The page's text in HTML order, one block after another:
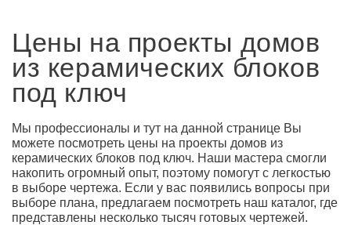
Цены на проекты домов
из керамических блоков
под ключ
Мы профессионалы и тут на данной странице Вы
можете посмотреть цены на проекты домов из
керамических блоков под ключ. Наши мастера смогли
накопить огромный опыт, поэтому помогут с легкостью
в выборе чертежа. Если у вас появились вопросы при
выборе плана, предлагаем посмотреть наш каталог, где
представлены несколько тысяч готовых чертежей.